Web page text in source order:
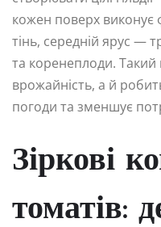
кожен поверх виконує
тінь, середній ярус —
та коренеплоди. Такий
врожайність, а й
погоди та зменшує
Зіркові
томатів: